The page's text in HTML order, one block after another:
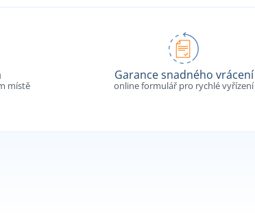
místě
Garance snadného vrácení
online formulář pro rychlé vyřízení